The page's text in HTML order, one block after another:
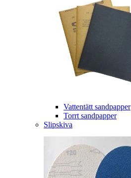
Vattentätt sandpapper
Torrt sandpapper
Slipskiva